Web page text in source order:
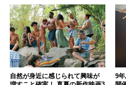
自然が身近に感じられて興味が
9